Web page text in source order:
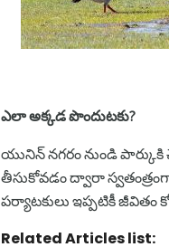
ఎలా అక్కడ పొందుటకు?
యునిన్ నగరం నుండి
తీసుకోవడం ద్వారా
పర్యాటకులు ఇప్పటికీ జీవితం
Related Articles list: